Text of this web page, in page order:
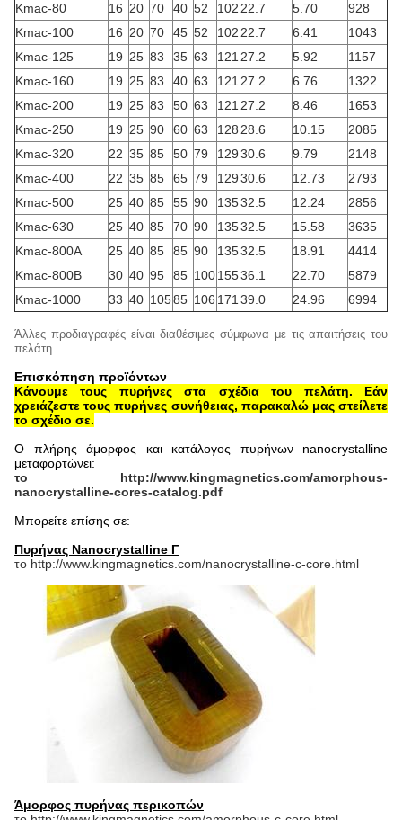
Kmac-80
16 20 70 40 52 102 22.7 5.70
928
Kmac-100
16 20 70 45 52 102 22.7 6.41
1043
Kmac-125
19 25 83 35 63 121 27.2 5.92
1157
Kmac-160
19 25 83 40 63 121 27.2 6.76
1322
Kmac-200
19 25 83 50 63 121 27.2 8.46
1653
Kmac-250
19 25 90 60 63 128 28.6 10.15
2085
Kmac-320
22 35 85 50 79 12930.6 9.79
2148
Kmac-400
22 35 85 65 79 12930.6 12.73
2793
Kmac-500
25 40 85 55 90 13532.5 12.24
2856
Kmac-630
25 40 85 70 90 13532.5 15.58
3635
Kmac-800A
25 40 85 85 90 13532.5 18.91
4414
Kmac-800B
30 40 95 85 10015536.1 22.70
5879
Kmac-1000
33 40 10585 106 171 39.0 24.96 6994
Άλλες προδιαγραφές είναι διαθέσιμες σύμφωνα με τις απαιτήσεις του
πελάτη.
Επισκόπηση προϊόντων
Κάνουμε τους πυρήνες στα σχέδια του πελάτη. Εάν
χρειάζεστε τους πυρήνες συνήθειας, παρακαλώ μας στείλετε
το σχέδιο σε.
Ο πλήρης άμορφος και κατάλογος πυρήνων nanocrystalline
μεταφορτώνει:
το http://www.kingmagnetics.com/amorphous-
nanocrystalline-cores-catalog.pdf
Μπορείτε επίσης σε:
Πυρήνας Nanocrystalline Γ
το http://www.kingmagnetics.com/nanocrystalline-c-core.html
Άμορφος πυρήνας περικοπών